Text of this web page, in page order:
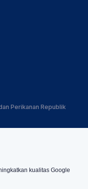
Perikanan Republik
kualitas Google